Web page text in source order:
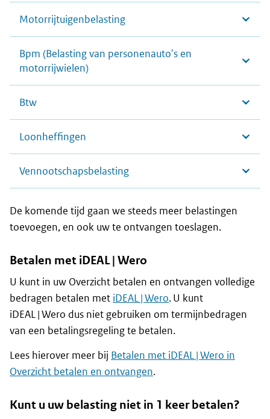
Motorrijtuigenbelasting
Bpm (Belasting van personenauto's en
motorrijwielen)
Btw
Loonheffingen
Vennootschapsbelasting
De komende tijd gaan we steeds meer belastingen
toevoegen, en ook uw te ontvangen toeslagen.
Betalen met iDEAL | Wero
U kunt in uw Overzicht betalen en ontvangen volledige
bedragen betalen met iDEAL | Wero. U kunt
iDEAL | Wero dus niet gebruiken om termijnbedragen
van een betalingsregeling te betalen.
Lees hierover meer bij Betalen met iDEAL | Wero in
Overzicht betalen en ontvangen.
Kunt u uw belasting niet in 1 keer betalen?